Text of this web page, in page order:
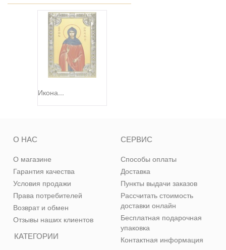
Икона...
КАТЕГОРИИ
О НАС
О магазине
Гарантия качества
Условия продажи
Права потребителей
Возврат и обмен
Отзывы наших клиентов
СЕРВИС
Способы оплаты
Доставка
Пункты выдачи заказов
Рассчитать стоимость
доставки онлайн
Бесплатная подарочная
упаковка
Контактная информация